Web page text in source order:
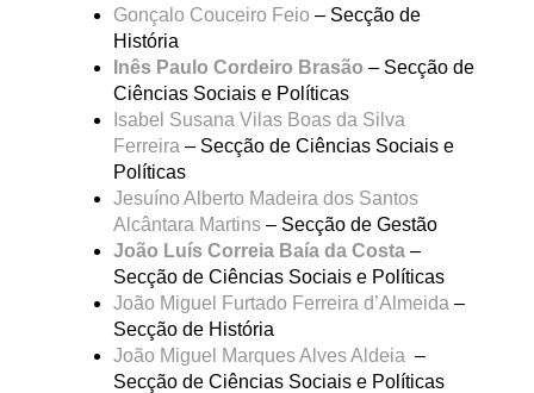
Gonçalo Couceiro Feio – Secção de
História
Inês Paulo Cordeiro Brasão – Secção de
Ciências Sociais e Políticas
Isabel Susana Vilas Boas da Silva
Ferreira – Secção de Ciências Sociais e
Políticas
Jesuíno Alberto Madeira dos Santos
Alcântara Martins – Secção de Gestão
João Luís Correia Baía da Costa –
Secção de Ciências Sociais e Políticas
João Miguel Furtado Ferreira d’Almeida –
Secção de História
João Miguel Marques Alves Aldeia –
Secção de Ciências Sociais e Políticas